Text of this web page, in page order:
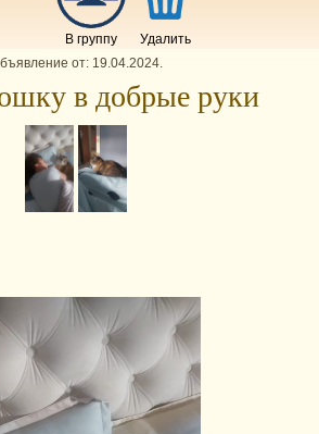
В группу
Удалить
от: 19.04.2024.
в добрые руки